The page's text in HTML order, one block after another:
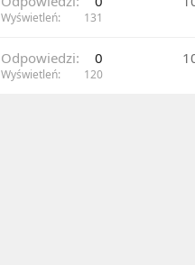
Wyświetleń 131
Odpowiedzi 0
Wyświetleń 120